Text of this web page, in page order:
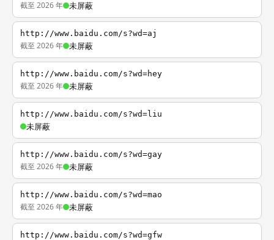
截至 2026 年 未屏蔽
http://www.baidu.com/s?wd=aj
截至 2026 年 未屏蔽
http://www.baidu.com/s?wd=hey
截至 2026 年 未屏蔽
http://www.baidu.com/s?wd=liu
未屏蔽
http://www.baidu.com/s?wd=gay
截至 2026 年 未屏蔽
http://www.baidu.com/s?wd=mao
截至 2026 年 未屏蔽
http://www.baidu.com/s?wd=gfw